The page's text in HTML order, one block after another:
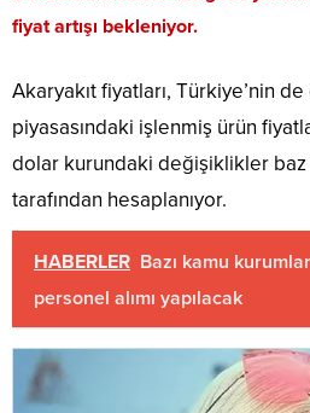
fiyat artışı bekleniyor.
Akaryakıt fiyatları, Türkiye’nin
piyasasındaki işlenmiş ürün
dolar kurundaki değişiklikler baz
tarafından hesaplanıyor.
HABERLER Bazı kamu
personel alımı yapılacak